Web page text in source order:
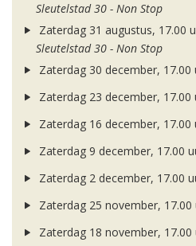
Sleutelstad 30 - Non Stop
Zaterdag 31 augustus, 17.00
Sleutelstad 30 - Non Stop
Zaterdag 30 december, 17.00
Zaterdag 23 december, 17.00
Zaterdag 16 december, 17.00
Zaterdag 9 december, 17.00
Zaterdag 2 december, 17.00
Zaterdag 25 november, 17.00
Zaterdag 18 november, 17.00